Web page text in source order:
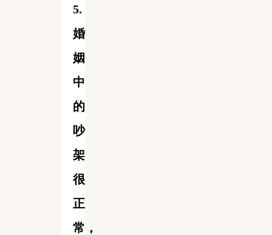
5.
婚
姻
中
的
吵
架
很
正
常，